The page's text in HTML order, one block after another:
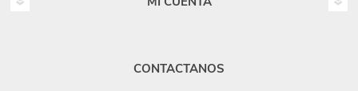
CONTACTANOS